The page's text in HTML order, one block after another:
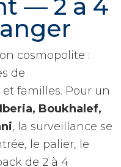
— 2 à 4
cosmopolite :
de
familles. Pour un
Boukhalef,
, la surveillance se
le palier, le
de 2 à 4